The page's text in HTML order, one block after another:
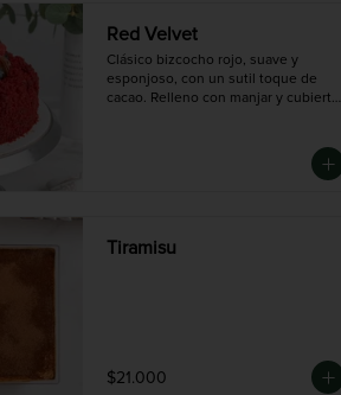
Red Velvet
Clásico bizcocho rojo, suave y
esponjoso, con un sutil toque de
cacao. Relleno con manjar y cubierto
dulzor y color. Nuestro Bestseller.
Tiramisu
$21.000